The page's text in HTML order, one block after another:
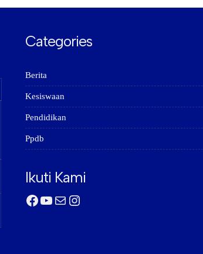
Categories
Berita
Kesiswaan
Pendidikan
Ppdb
Ikuti Kami
Facebook
YouTube
MailInstagram